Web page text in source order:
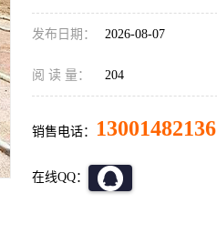
发布日期： 2026-08-07
阅 读 量： 204
销售电话： 13001482136
在线QQ：